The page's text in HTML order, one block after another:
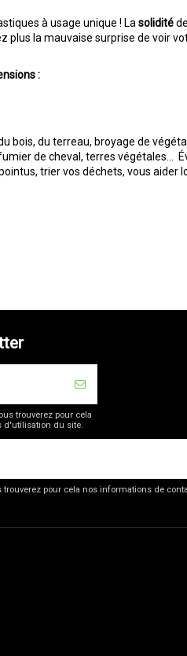
à usage unique ! La solidité
plus la mauvaise surprise de voir
:
bois, du terreau, broyage de
de cheval, terres végétales…
trier vos déchets, vous
trouverez pour cela
d'utilisation du site.
pour cela nos informations de